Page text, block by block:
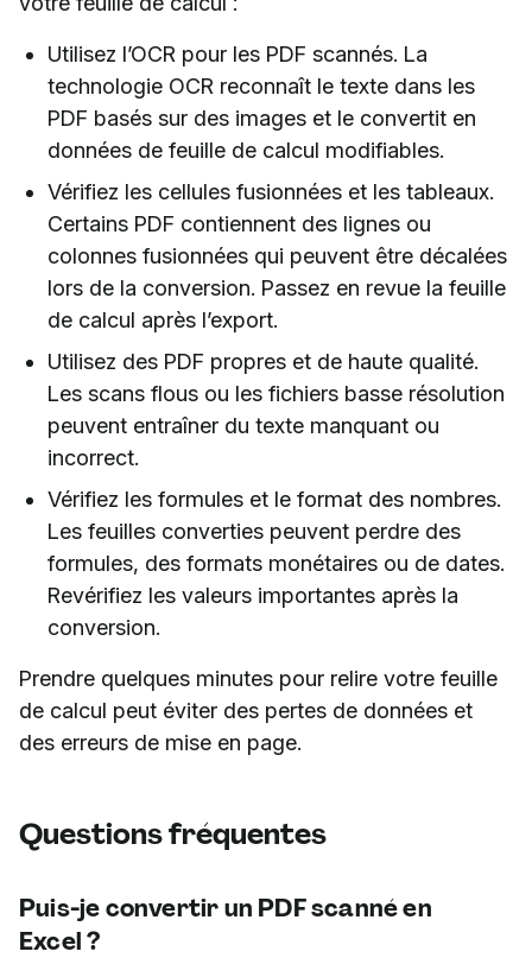
Utilisez l’OCR pour les PDF scannés. La
technologie OCR reconnaît le texte dans les
PDF basés sur des images et le convertit en
données de feuille de calcul modifiables.
Vérifiez les cellules fusionnées et les tableaux.
Certains PDF contiennent des lignes ou
colonnes fusionnées qui peuvent être décalées
lors de la conversion. Passez en revue la feuille
de calcul après l’export.
Utilisez des PDF propres et de haute qualité.
Les scans flous ou les fichiers basse résolution
peuvent entraîner du texte manquant ou
incorrect.
Vérifiez les formules et le format des nombres.
Les feuilles converties peuvent perdre des
formules, des formats monétaires ou de dates.
Revérifiez les valeurs importantes après la
conversion.
Prendre quelques minutes pour relire votre feuille
de calcul peut éviter des pertes de données et
des erreurs de mise en page.
Questions fréquentes
Puis-je convertir un PDF scanné en
Excel ?